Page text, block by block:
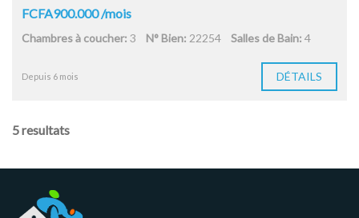
FCFA900.000 /mois
Chambres à coucher: 3 N° Bien: 22254 Salles de Bain: 4
Depuis 6 mois DÉTAILS
5 resultats